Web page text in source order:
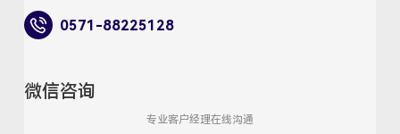
0571-88225128
微信咨询
专业客户经理在线沟通